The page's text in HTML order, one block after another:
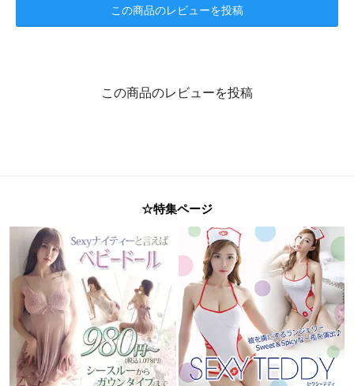
この商品のレビューを投稿
この商品のレビューを投稿
☆特集ページ